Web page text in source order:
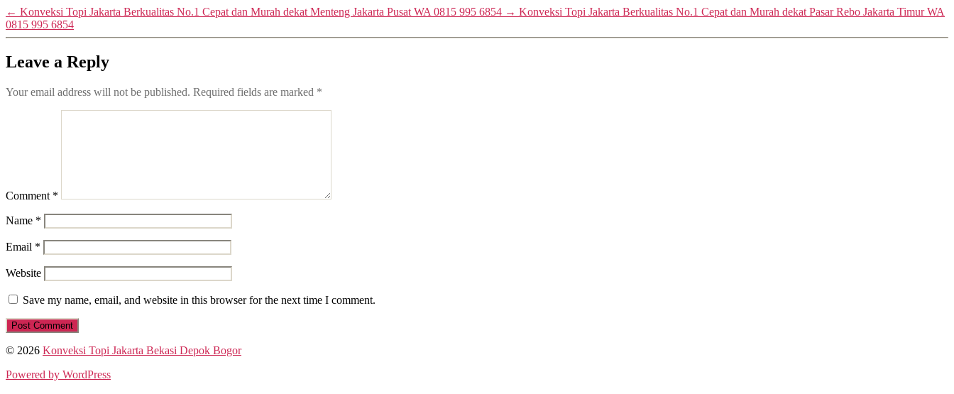
← Konveksi Topi Jakarta Berkualitas No.1 Cepat dan Murah dekat Menteng Jakarta Pusat WA 0815 995 6854 → Konveksi Topi Jakarta Berkualitas No.1 Cepat dan Murah dekat Pasar Rebo Jakarta Timur WA
0815 995 6854
Leave a Reply
Your email address will not be published. Required fields are marked *
Comment *
Name *
Email *
Website
Save my name, email, and website in this browser for the next time I comment.
© 2026 Konveksi Topi Jakarta Bekasi Depok Bogor
Powered by WordPress